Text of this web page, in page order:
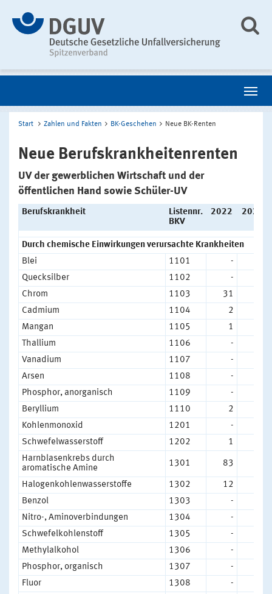
Start Zahlen und Fakten BK-Geschehen Neue BK-Renten
Neue Berufskrankheitenrenten
UV der gewerblichen Wirtschaft und der
öffentlichen Hand sowie Schüler-UV
Berufskrankheit
Listennr.
BKV
2022 2023
Durch chemische Einwirkungen verursachte Krankheiten
Blei
1101 -
Quecksilber
1102 -
Chrom
1103 31
Cadmium
1104 2
Mangan
1105 1
Thallium
1106 -
Vanadium
1107 -
Arsen
1108 -
Phosphor, anorganisch
1109 -
Beryllium
1110 2
Kohlenmonoxid
1201 -
Schwefelwasserstoff
1202 1
Harnblasenkrebs durch
aromatische Amine
1301 83
Halogenkohlenwasserstoffe 1302 12
Benzol
1303 -
Nitro-, Aminoverbindungen
1304 -
Schwefelkohlenstoff
1305 -
Methylalkohol
1306 -
Phosphor, organisch
1307 -
Fluor
1308 -